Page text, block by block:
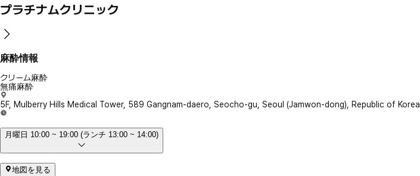
プラチナムクリニック
麻酔情報
クリーム麻酔
無痛麻酔
5F, Mulberry Hills Medical Tower, 589 Gangnam-daero, Seocho-gu, Seoul (Jamwon-dong), Republic of Korea
月曜日 10:00 ~ 19:00 (ランチ 13:00 ~ 14:00)
地図を見る